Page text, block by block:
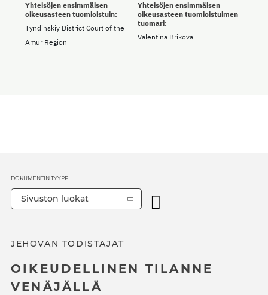
Yhteisöjen ensimmäisen
oikeusasteen tuomioistuin:
Tyndinskiy District Court of the
Amur Region
Yhteisöjen ensimmäisen
oikeusasteen tuomioistuimen
tuomari:
Valentina Brikova
JEHOVAN TODISTAJAT
OIKEUDELLINEN TILANNE
VENÄJÄLLÄ
DOKUMENTIN TYYPPI
Sivuston luokat